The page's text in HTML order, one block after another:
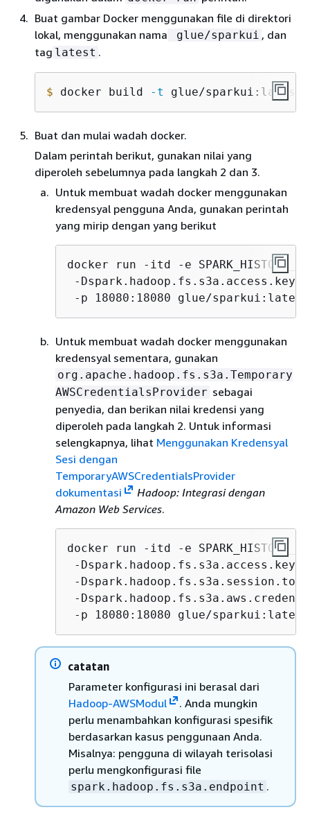
Buat gambar Docker menggunakan file di direktori
lokal, menggunakan nama
glue/sparkui , dan
tag latest .
$ docker build -t glue/
Buat dan mulai wadah docker.
Dalam perintah berikut, gunakan nilai yang
diperoleh sebelumnya pada langkah 2 dan 3.
Untuk membuat wadah docker menggunakan
kredensyal pengguna Anda, gunakan perintah
yang mirip dengan yang berikut
docker run -itd -e
-Dspark.hadoop.fs.s3a.access.key=
-p 18080:18080 glue/
Untuk membuat wadah docker menggunakan
kredensyal sementara, gunakan
org.apache.hadoop.fs.s3a.Temporary
AWSCredentialsProvider sebagai
penyedia, dan berikan nilai kredensi yang
diperoleh pada langkah 2. Untuk informasi
selengkapnya, lihat Menggunakan Kredensyal
Sesi dengan
TemporaryAWSCredentialsProvider
dokumentasi
Hadoop: Integrasi dengan
Amazon Web Services.
docker run -itd -e
-Dspark.hadoop.fs.s3a.access.key=
-
-
-p 18080:18080 glue/
catatan
Parameter konfigurasi ini berasal dari
Hadoop-AWSModul
. Anda mungkin
perlu menambahkan konfigurasi spesifik
berdasarkan kasus penggunaan Anda.
Misalnya: pengguna di wilayah terisolasi
perlu mengkonfigurasi file
spark.hadoop.fs.s3a.endpoint .